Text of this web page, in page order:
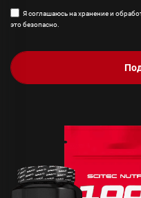
Я соглашаюсь на хранение и
это безопасно.